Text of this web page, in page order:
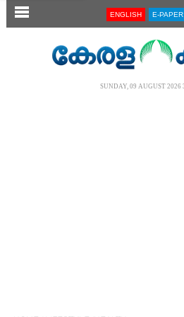
SECTIONS ENGLISH E-PAPER
SUNDAY, 09 AUGUST 2026